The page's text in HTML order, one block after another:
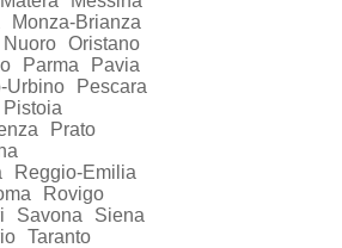
Monza-Brianza
Nuoro Oristano
Parma
Pavia
Urbino
Pescara
Pistoia
Prato
Reggio-Emilia
Rovigo
Savona
Siena
Taranto